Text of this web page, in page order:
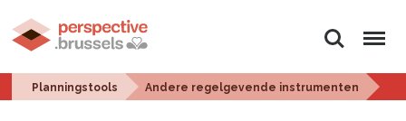
Zoeken Menu
Planningstools Andere regelgevende instrumenten